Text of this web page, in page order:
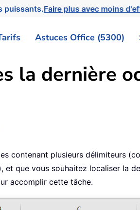
puissants.Faire plus avec moins
Astuces Office (5300)
la dernière
contenant plusieurs délimiteurs
et que vous souhaitez localiser la
accomplir cette tâche.